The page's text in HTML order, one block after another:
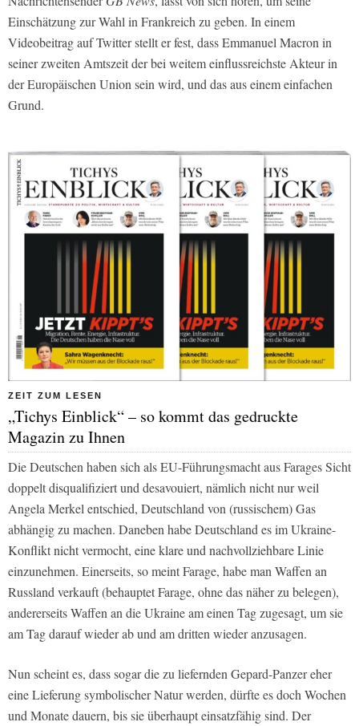
Einschätzung zur Wahl in Frankreich zu geben. In einem
Videobeitrag auf Twitter stellt er fest, dass Emmanuel Macron in
seiner zweiten Amtszeit der bei weitem einflussreichste Akteur in
der Europäischen Union sein wird, und das aus einem einfachen
Grund.
ZEIT ZUM LESEN
„Tichys Einblick“ – so kommt das gedruckte
Magazin zu Ihnen
Die Deutschen haben sich als EU-Führungsmacht aus Farages Sicht
doppelt disqualifiziert und desavouiert, nämlich nicht nur weil
Angela Merkel entschied, Deutschland von (russischem) Gas
abhängig zu machen. Daneben habe Deutschland es im Ukraine-
Konflikt nicht vermocht, eine klare und nachvollziehbare Linie
einzunehmen. Einerseits, so meint Farage, habe man Waffen an
Russland verkauft (behauptet Farage, ohne das näher zu belegen),
andererseits Waffen an die Ukraine am einen Tag zugesagt, um sie
am Tag darauf wieder ab und am dritten wieder anzusagen.
Nun scheint es, dass sogar die zu liefernden Gepard-Panzer eher
eine Lieferung symbolischer Natur werden, dürfte es doch Wochen
und Monate dauern, bis sie überhaupt einsatzfähig sind. Der